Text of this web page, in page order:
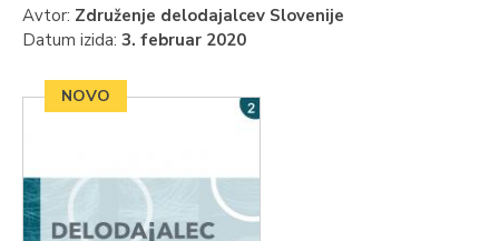
Avtor: Združenje delodajalcev Slovenije
Datum izida: 3. februar 2020
NOVO